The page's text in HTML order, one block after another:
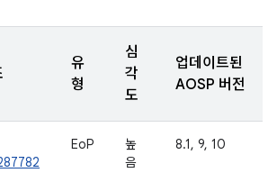
유
형
심
각
도
업데이트된
AOSP 버전
EoP
높
음
8.1, 9, 10